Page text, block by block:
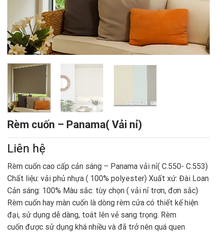
Rèm cuốn – Panama( Vải nỉ)
Liên hệ
Rèm cuốn cao cấp cản sáng – Panama vải nỉ( C.550- C.553)
Chất liệu: vải phủ nhựa ( 100% polyester) Xuất xứ: Đài Loan
Cản sáng: 100% Màu sắc: tùy chọn ( vải nỉ trơn, đơn sắc)
Rèm cuốn hay màn cuốn là dòng rèm cửa có thiết kế hiện
đại, sử dụng dễ dàng, toát lên vẻ sang trọng. Rèm
cuốn được sử dụng khá nhiều và đã trở nên quá quen